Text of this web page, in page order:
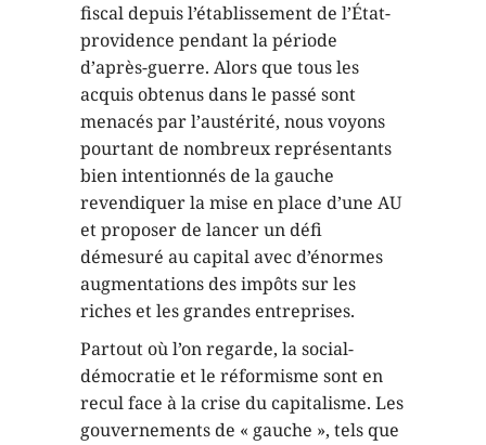
fiscal depuis l’établissement de l’État-
providence pendant la période
d’après-guerre. Alors que tous les
acquis obtenus dans le passé sont
menacés par l’austérité, nous voyons
pourtant de nombreux représentants
bien intentionnés de la gauche
revendiquer la mise en place d’une AU
et proposer de lancer un défi
démesuré au capital avec d’énormes
augmentations des impôts sur les
riches et les grandes entreprises.
Partout où l’on regarde, la social-
démocratie et le réformisme sont en
recul face à la crise du capitalisme. Les
gouvernements de « gauche », tels que